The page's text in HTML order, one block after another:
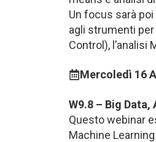
Un focus sarà
agli strumenti
Control), l’analisi
Mercoledì 16
W9.8 – Big
Questo webinar
Machine